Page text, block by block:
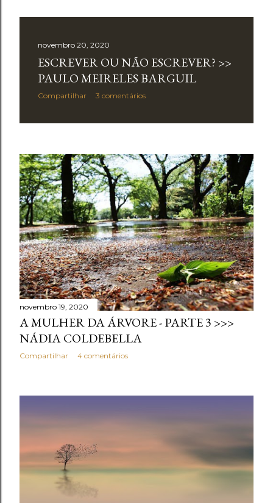
novembro 20, 2020
ESCREVER OU NÃO ESCREVER? >>
PAULO MEIRELES BARGUIL
Compartilhar 3 comentários
novembro 19, 2020
A MULHER DA ÁRVORE - PARTE 3 >>>
NÁDIA COLDEBELLA
Compartilhar 4 comentários